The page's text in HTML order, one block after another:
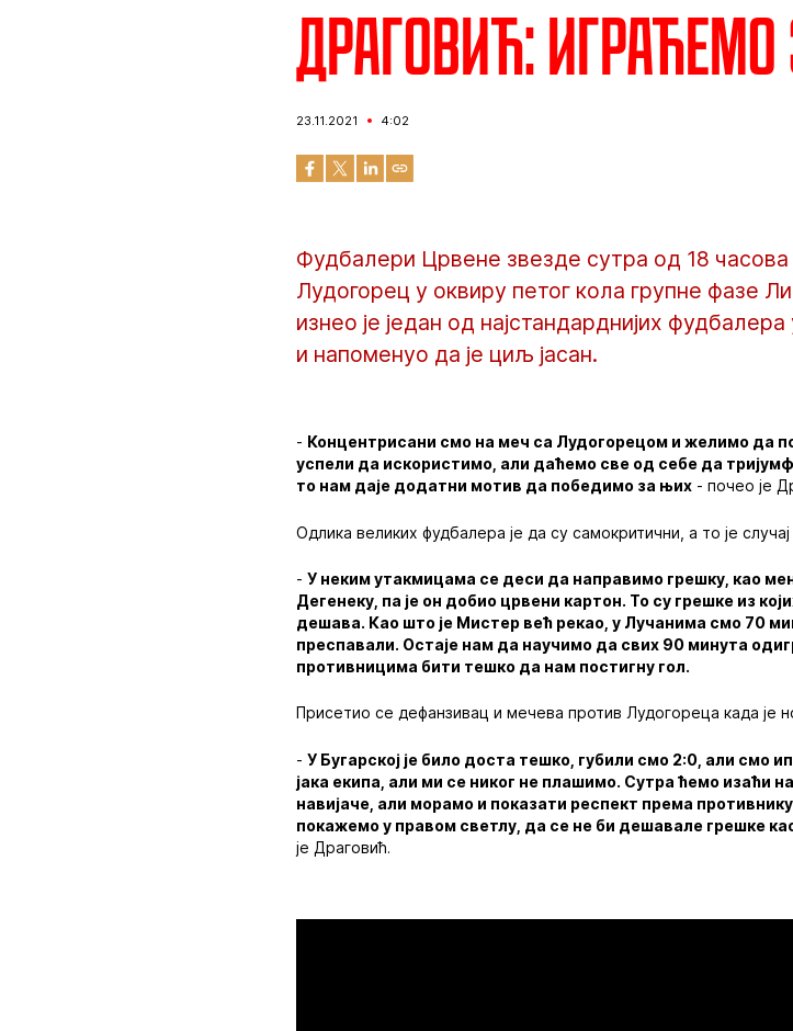
Драговић:
23.11.2021 4:02
Фудбалери Црвене звезде сутра од 18 часова
Лудогорец у оквиру петог кола групне фазе
изнео је један од најстандарднијих
и напоменуо да је циљ јасан.
- Концентрисани смо на меч са Лудогорецом и желимо да
успели да искористимо, али даћемо све од себе да
то нам даје додатни мотив да победимо за њих - почео је
Одлика великих фудбалера је да су самокритични, а то је
-У неким утакмицама се деси да направимо грешку, као
Дегенеку, па је он добио црвени картон. То су грешке из
дешава. Као што је Мистер већ рекао, у Лучанима смо 70
преспавали. Остаје нам да научимо да свих 90 минута
противницима бити тешко да нам постигну гол.
Присетио се дефанзивац и мечева против Лудогореца када је
-У Бугарској је било доста тешко, губили смо 2:0, али смо
јака екипа, али ми се никог не плашимо. Сутра ћемо изаћи
навијаче, али морамо и показати респект према
покажемо у правом светлу, да се не би дешавале грешке
је Драговић.